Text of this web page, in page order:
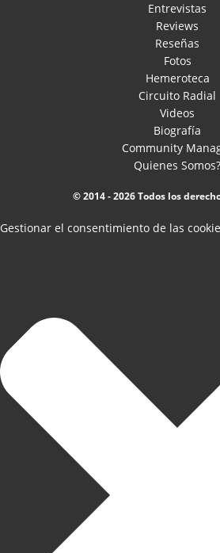
Entrevistas
Reviews
Reseñas
Fotos
Hemeroteca
Circuito Radial
Videos
Biografía
Community
Quienes Somos?
© 2014 - 2026 Todos los
Gestionar el consentimiento de las